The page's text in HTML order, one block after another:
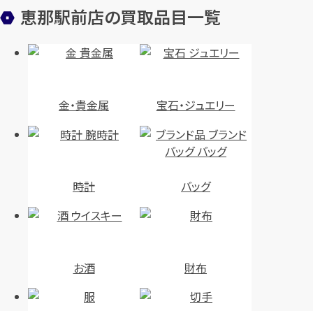
恵那駅前店の買取品目一覧
金・貴金属 宝石・ジュエリー
時計 バッグ
お酒 財布